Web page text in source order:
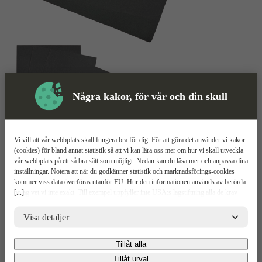
Några kakor, för vår och din skull
[...]
Vi vill att vår webbplats skall fungera bra för dig. För att göra det använder vi kakor
(cookies) för bland annat statistik så att vi kan lära oss mer om hur vi skall utveckla
vår webbplats på ett så bra sätt som möjligt. Nedan kan du läsa mer och anpassa dina
inställningar. Notera att när du godkänner statistik och marknadsförings-cookies
kommer viss data överföras utanför EU. Hur den informationen används av berörda
bolag vet vi inte exakt. Till exempel uppfyller inte USA:s lagstiftning alla de krav
risker för dina personuppgifter. De berörda bolagen måste lämna över uppgifter till
brottsbekämpande myndigheter i USA om de får en sådan begäran. Det kan dock
gällande eventuella personuppgifter som de brottsbekämpande myndigheterna har
fått tillgång till. Genom att godkänna statistik och marknadsförings-cookies nedan
Visa detaljer
Tillåt alla
Tillåt urval
Slippapper Mer information
Tomcat Edge HD
Produkter
Mer Information